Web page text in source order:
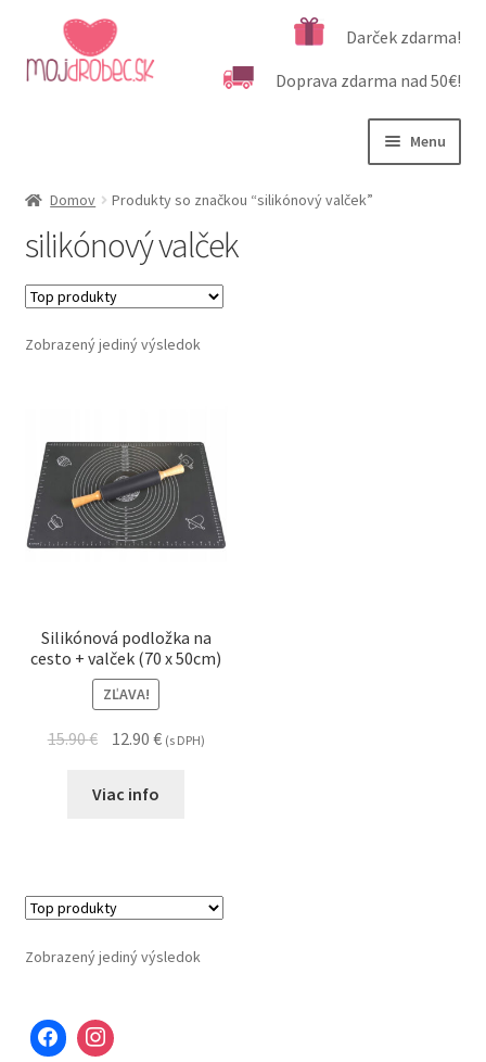
Preskočiť
na
navigáciu
Preskočiť
na
obsah
Darček zdarma!
Doprava zdarma nad 50€!
Menu
Podľa veku
Kategórie produktov
Dôležité informácie
Domov Produkty so značkou “silikónový valček”
silikónový valček
Zobrazený jediný výsledok
Silikónová podložka na
cesto + valček (70 x 50cm)
ZĽAVA!
15.90€ 12.90 € (s DPH)
Viac info
Zobrazený jediný výsledok